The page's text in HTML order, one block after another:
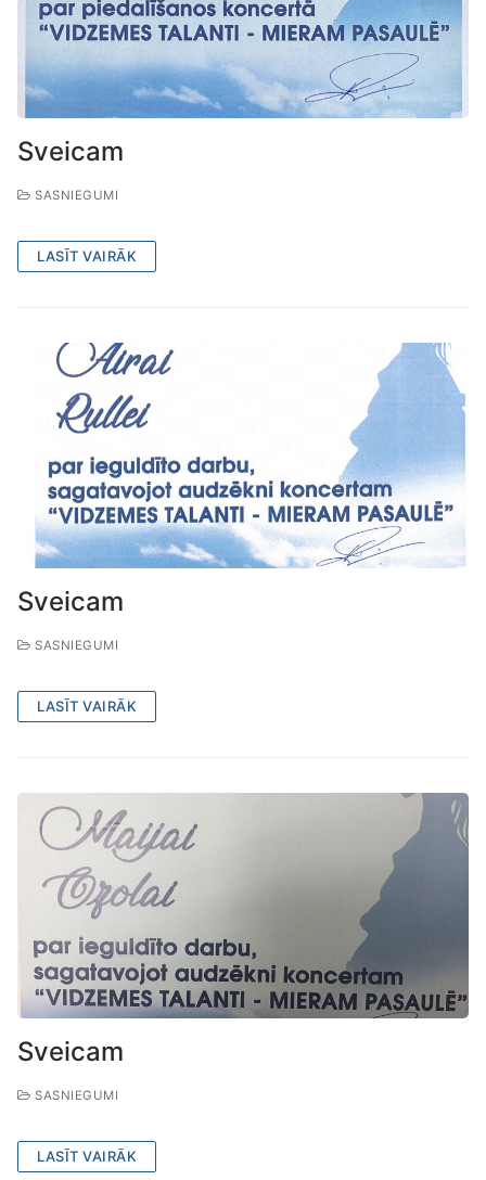
Sveicam
SASNIEGUMI
LASĪT VAIRĀK
Sveicam
SASNIEGUMI
LASĪT VAIRĀK
Sveicam
SASNIEGUMI
LASĪT VAIRĀK